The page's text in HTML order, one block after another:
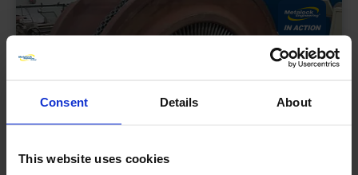
Consent Details About
This website uses cookies